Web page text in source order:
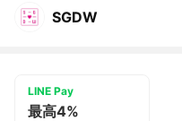
SGDW
LINE Pay
最高4%